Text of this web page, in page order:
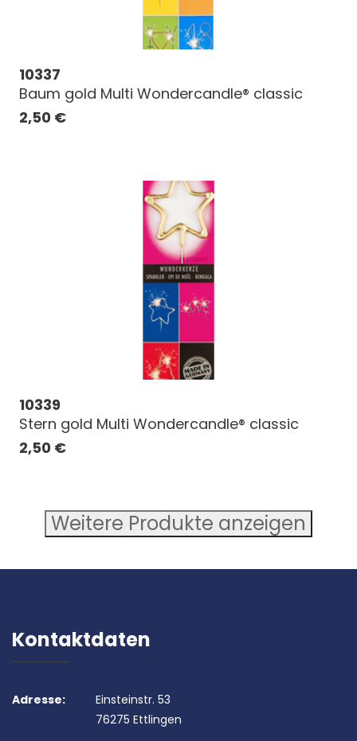
10337
Baum gold Multi Wondercandle® classic
2,50 €
10339
Stern gold Multi Wondercandle® classic
2,50 €
Weitere Produkte anzeigen
Kontaktdaten
Adresse:
Einsteinstr. 53
76275 Ettlingen